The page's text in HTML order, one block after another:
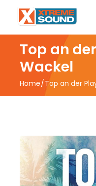
Top an
Wackel
Home Top an der